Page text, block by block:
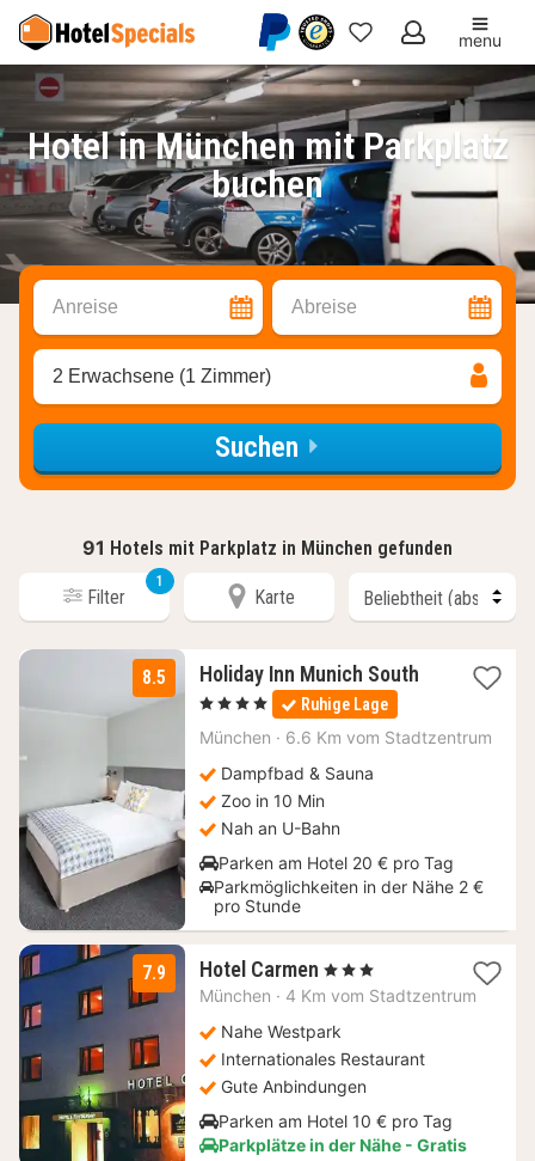
Meine
Favoriten
menu
Hotel in München mit Parkplatz
buchen
Anreise Abreise
2 Erwachsene (1 Zimmer)
Suchen
91 Hotels mit Parkplatz in München gefunden
Filter
1
Karte
8.5 Holiday Inn Munich South1
79
, 4 Sterne Ruhige Lage
München · 6.6 Km vom Stadtzentrum
Dampfbad & Sauna
Zoo in 10 Min
Nah an U-Bahn
Parken am Hotel 20 € pro Tag
Parkmöglichkeiten in der Nähe 2 €
pro Stunde
7.9 Hotel Carmen 3
Nächte
70
€
, 3 Sterne
München · 4 Km vom Stadtzentrum
Nahe Westpark
Internationales Restaurant
Gute Anbindungen
Parken am Hotel 10 € pro Tag
Parkplätze in der Nähe - Gratis